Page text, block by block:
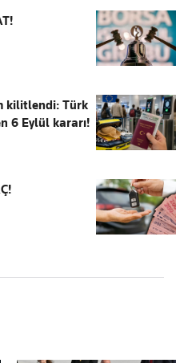
kilitlendi: Türk
6 Eylül kararı!